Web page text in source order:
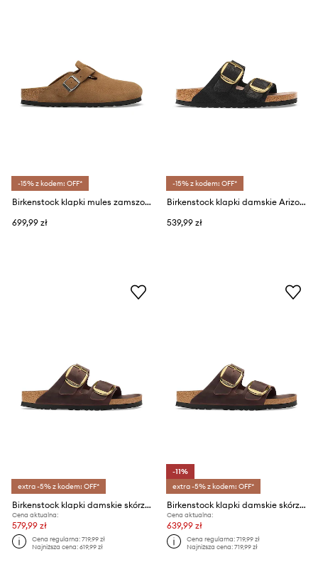
-15% z kodem: OFF*
Birkenstock klapki mules zamszowe Boston Suede Leather
699,99 zł
-15% z kodem: OFF*
Birkenstock klapki damskie Arizona Big Buckle Synthetics Python
539,99 zł
extra -5% z kodem: OFF*
Birkenstock klapki damskie skórzane Arizona Big Buckle Oiled Leather
Cena aktualna:
579,99 zł
Cena regularna:719,99 zł
Najniższa cena:619,99 zł
-11%
extra -5% z kodem: OFF*
Birkenstock klapki damskie skórzane Arizona Big Buckle Oiled Leather
Cena aktualna:
639,99 zł
Cena regularna:719,99 zł
Najniższa cena:719,99 zł